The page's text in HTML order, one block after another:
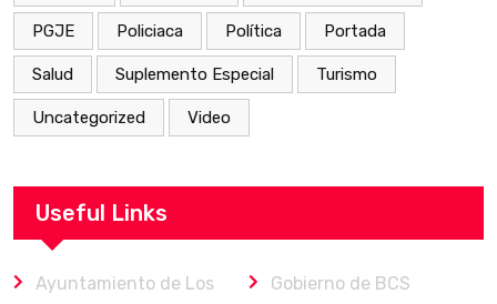
PGJE Policiaca Política Portada
Salud Suplemento Especial Turismo
Uncategorized Video
Useful Links
Ayuntamiento de Los
Gobierno de BCS